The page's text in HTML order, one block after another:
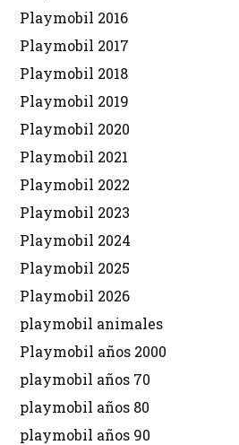
Playmobil 2016
Playmobil 2017
Playmobil 2018
Playmobil 2019
Playmobil 2020
Playmobil 2021
Playmobil 2022
Playmobil 2023
Playmobil 2024
Playmobil 2025
Playmobil 2026
playmobil animales
Playmobil años 2000
playmobil años 70
playmobil años 80
playmobil años 90